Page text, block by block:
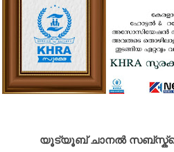
യൂട്യൂബ് ചാനൽ